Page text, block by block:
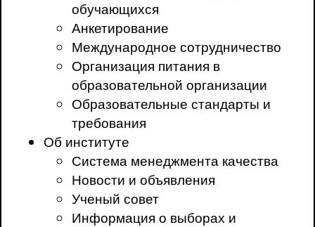
обучающихся
Анкетирование
Международное сотрудничество
Организация питания в
образовательной организации
Образовательные стандарты и
требования
Об институте
Система менеджмента качества
Новости и объявления
Ученый совет
Информация о выборах и